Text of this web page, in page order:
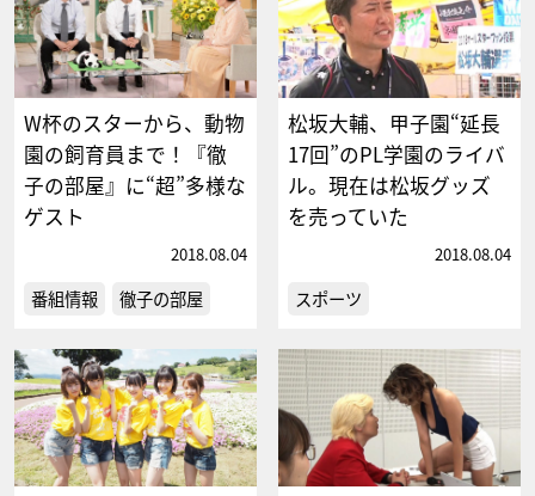
W杯のスターから、動物
園の飼育員まで！『徹
子の部屋』に“超”多様な
ゲスト
2018.08.04
番組情報 徹子の部屋
松坂大輔、甲子園“延長
17回”のPL学園のライバ
ル。現在は松坂グッズ
を売っていた
2018.08.04
スポーツ